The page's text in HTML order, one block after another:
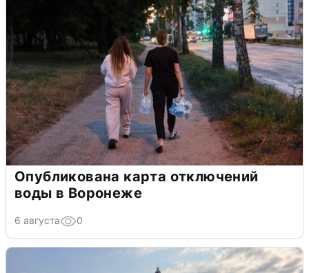
Опубликована карта отключений
воды в Воронеже
6 августа 0